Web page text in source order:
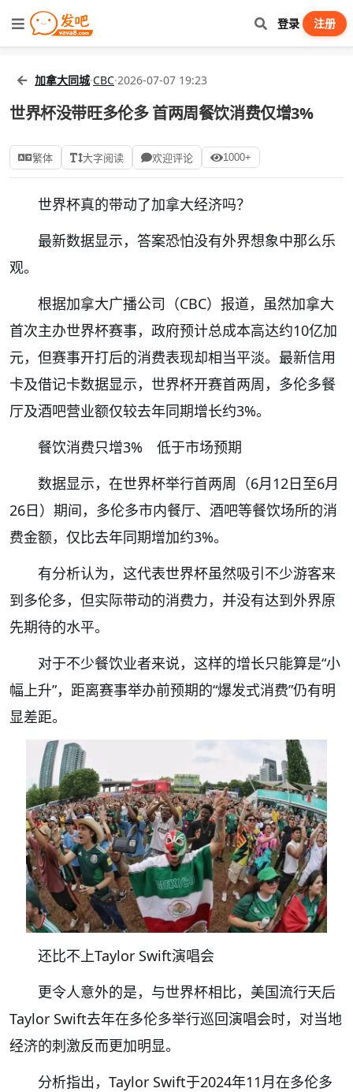
登录 注册
加拿大同城·CBC·2026-07-07 19:23
世界杯没带旺多伦多 首两周餐饮消费仅增3%
繁体 大字阅读 欢迎评论 1000+
世界杯真的带动了加拿大经济吗？
最新数据显示，答案恐怕没有外界想象中那么乐
观。
根据加拿大广播公司（CBC）报道，虽然加拿大
首次主办世界杯赛事，政府预计总成本高达约10亿加
元，但赛事开打后的消费表现却相当平淡。最新信用
卡及借记卡数据显示，世界杯开赛首两周，多伦多餐
厅及酒吧营业额仅较去年同期增长约3%。
餐饮消费只增3% 低于市场预期
数据显示，在世界杯举行首两周（6月12日至6月
26日）期间，多伦多市内餐厅、酒吧等餐饮场所的消
费金额，仅比去年同期增加约3%。
有分析认为，这代表世界杯虽然吸引不少游客来
到多伦多，但实际带动的消费力，并没有达到外界原
先期待的水平。
对于不少餐饮业者来说，这样的增长只能算是“小
幅上升”，距离赛事举办前预期的“爆发式消费”仍有明
显差距。
还比不上Taylor Swift演唱会
更令人意外的是，与世界杯相比，美国流行天后
Taylor Swift去年在多伦多举行巡回演唱会时，对当地
经济的刺激反而更加明显。
分析指出，Taylor Swift于2024年11月在多伦多